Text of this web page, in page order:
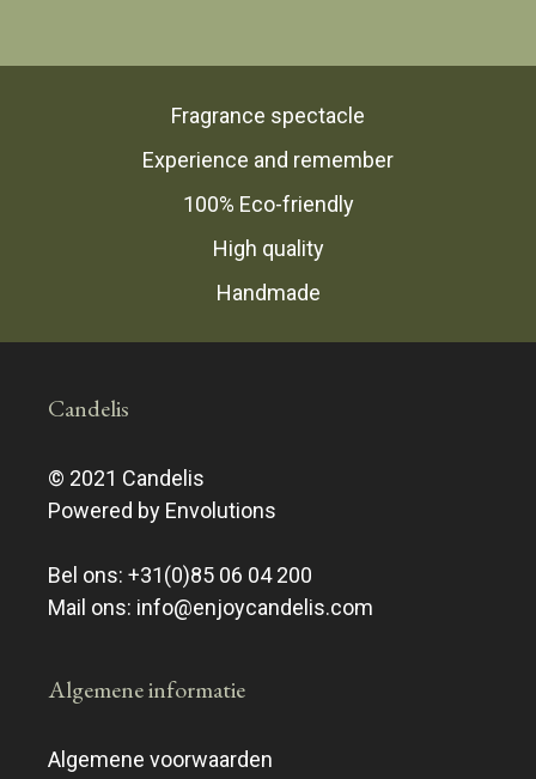
Fragrance spectacle
Experience and remember
100% Eco-friendly
High quality
Handmade
Candelis
© 2021 Candelis
Powered by Envolutions
Bel ons: +31(0)85 06 04 200
Mail ons: info@enjoycandelis.com
Algemene informatie
Algemene voorwaarden